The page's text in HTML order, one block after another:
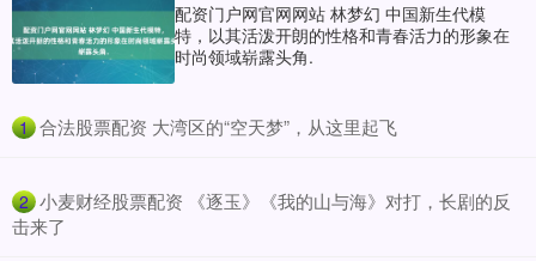
配资门户网官网网站 林梦幻 中国新生代模
特，以其活泼开朗的性格和青春活力的形象在
时尚领域崭露头角.
1 ​合法股票配资 大湾区的“空天梦”，从这里起飞
2 ​小麦财经股票配资 《逐玉》《我的山与海》对打，长剧的反
击来了